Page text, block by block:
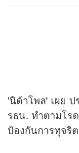
'นิด้าโพล' เผย
รธน. ทำตามโร
ป้องกันการทุจริ